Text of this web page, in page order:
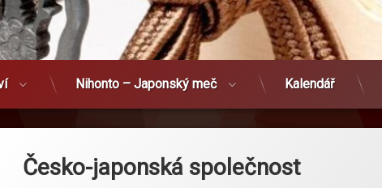
Nihonto – Japonský meč Kalendář
Česko-japonská společnost